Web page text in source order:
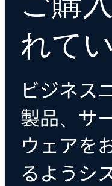
れて
ビジネス
製品、サ
ウェアを
るようシ